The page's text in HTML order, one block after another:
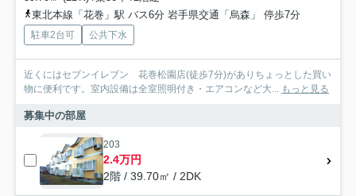
東北本線「花巻」駅 バス6分 岩手県交通「烏森」 停歩7分
駐車2台可 公共下水
近くにはセブンイレブン 花巻松園店(徒歩7分)がありちょっとした買い
物に便利です。室内設備は全室照明付き・エアコンなど大... もっと見る
募集中の部屋
203
2.4万円
2階 / 39.70㎡ / 2DK